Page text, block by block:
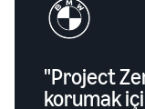
"Project
korumak